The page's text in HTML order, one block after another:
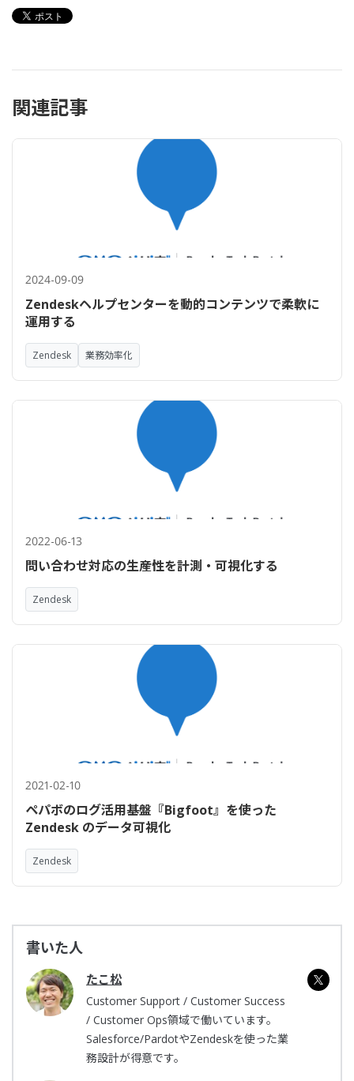
関連記事
2024-09-09
Zendeskヘルプセンターを動的コンテンツで柔軟に
運用する
Zendesk 業務効率化
2022-06-13
問い合わせ対応の生産性を計測・可視化する
Zendesk
2021-02-10
ペパボのログ活用基盤『Bigfoot』を使った
Zendesk のデータ可視化
Zendesk
書いた人
たこ松
Customer Support / Customer Success
/ Customer Ops領域で働いています。
Salesforce/PardotやZendeskを使った業
務設計が得意です。